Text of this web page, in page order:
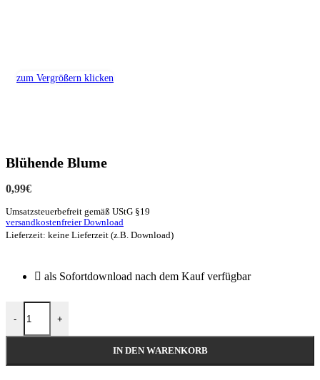
zum Vergrößern klicken
Blühende Blume
0,99€
Umsatzsteuerbefreit gemäß UStG §19
versandkostenfreier Download
Lieferzeit: keine Lieferzeit (z.B. Download)
als Sofortdownload nach dem Kauf verfügbar
- +
IN DEN WARENKORB